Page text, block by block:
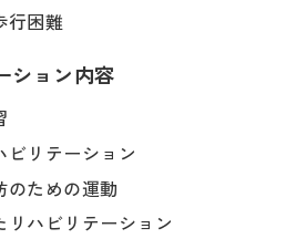
行困難
ション内容
ビリテーション
のための運動
ハビリテーション